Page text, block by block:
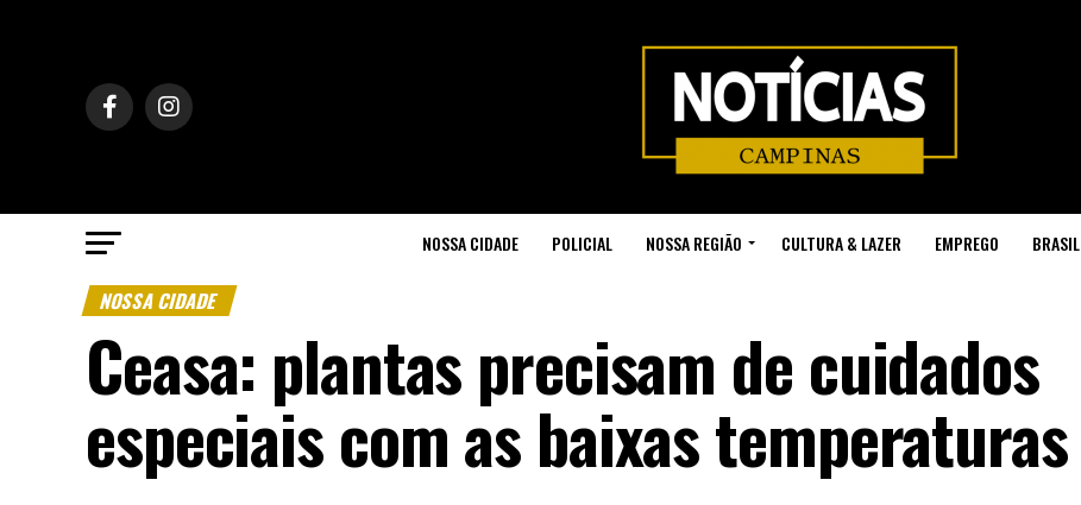
NOSSA CIDADE POLICIAL NOSSA REGIÃO CULTURA & LAZER EMPREGO BRASIL
NOSSA CIDADE
Ceasa: plantas precisam de cuidados
especiais com as baixas temperaturas